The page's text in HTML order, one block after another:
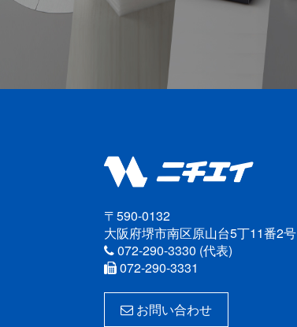
〒590-0132
大阪府堺市南区原山台5丁11番2号
072-290-3330 (代表)
072-290-3331
お問い合わせ